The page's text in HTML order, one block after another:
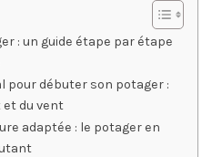
: un guide étape par étape
pour débuter son potager :
et du vent
adaptée : le potager en